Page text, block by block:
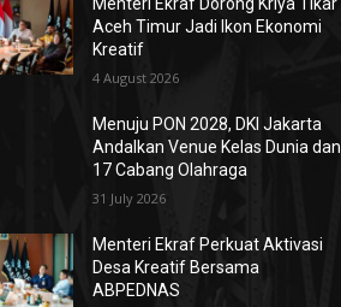
Aceh Timur Jadi Ikon Ekonomi
Kreatif
4 August 2026
Menuju PON 2028, DKI Jakarta
Andalkan Venue Kelas Dunia dan
17 Cabang Olahraga
31 July 2026
Menteri Ekraf Perkuat Aktivasi
Desa Kreatif Bersama
ABPEDNAS